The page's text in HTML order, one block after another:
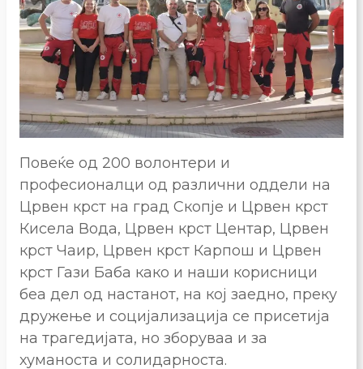
Повеќе од 200 волонтери и
професионалци од различни оддели на
Црвен крст на град Скопје и Црвен крст
Кисела Вода, Црвен крст Центар, Црвен
крст Чаир, Црвен крст Карпош и Црвен
крст Гази Баба како и наши корисници
беа дел од настанот, на кој заедно, преку
дружење и социјализација се присетија
на трагедијата, но зборуваа и за
хуманоста и солидарноста.